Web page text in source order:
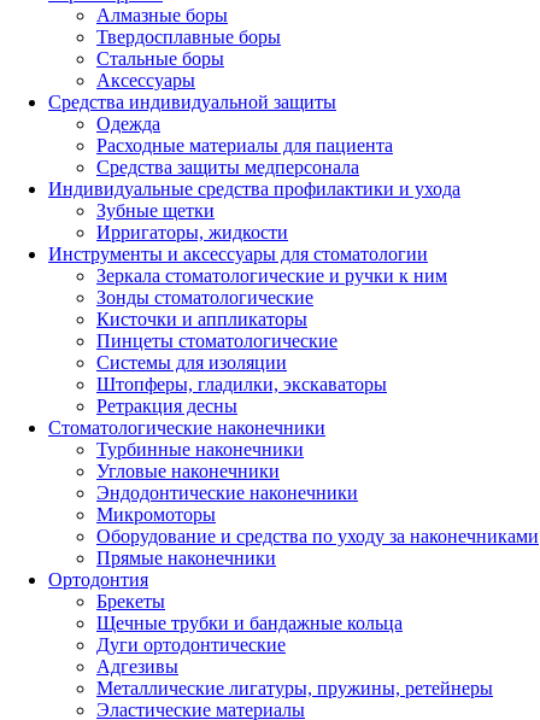
Алмазные боры
Твердосплавные боры
Стальные боры
Аксессуары
Средства индивидуальной защиты
Одежда
Расходные материалы для пациента
Средства защиты медперсонала
Индивидуальные средства профилактики и ухода
Зубные щетки
Ирригаторы, жидкости
Инструменты и аксессуары для стоматологии
Зеркала стоматологические и ручки к ним
Зонды стоматологические
Кисточки и аппликаторы
Пинцеты стоматологические
Системы для изоляции
Штопферы, гладилки, экскаваторы
Ретракция десны
Стоматологические наконечники
Турбинные наконечники
Угловые наконечники
Эндодонтические наконечники
Микромоторы
Оборудование и средства по уходу за наконечниками
Прямые наконечники
Ортодонтия
Брекеты
Щечные трубки и бандажные кольца
Дуги ортодонтические
Адгезивы
Металлические лигатуры, пружины, ретейнеры
Эластические материалы